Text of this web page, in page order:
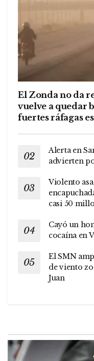
El Zonda no da
vuelve a quedar
fuertes ráfagas
Alerta en
advierten
Violento
casi 50
Cayó un
cocaína en
El SMN
de viento
Juan